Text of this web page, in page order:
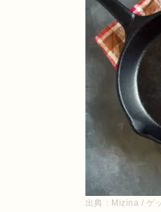
出典： Mizina / ゲ